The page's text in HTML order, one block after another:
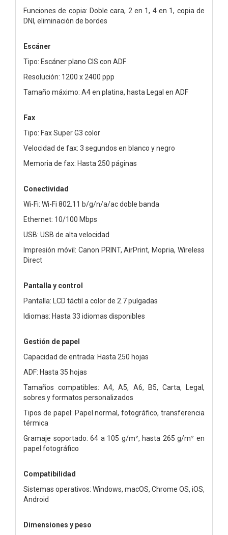
Funciones de copia: Doble cara, 2 en 1, 4 en 1, copia de
DNI, eliminación de bordes
Escáner
Tipo: Escáner plano CIS con ADF
Resolución: 1200 x 2400 ppp
Tamaño máximo: A4 en platina, hasta Legal en ADF
Fax
Tipo: Fax Super G3 color
Velocidad de fax: 3 segundos en blanco y negro
Memoria de fax: Hasta 250 páginas
Conectividad
Wi-Fi: Wi-Fi 802.11 b/g/n/a/ac doble banda
Ethernet: 10/100 Mbps
USB: USB de alta velocidad
Impresión móvil: Canon PRINT, AirPrint, Mopria, Wireless
Direct
Pantalla y control
Pantalla: LCD táctil a color de 2.7 pulgadas
Idiomas: Hasta 33 idiomas disponibles
Gestión de papel
Capacidad de entrada: Hasta 250 hojas
ADF: Hasta 35 hojas
Tamaños compatibles: A4, A5, A6, B5, Carta, Legal,
sobres y formatos personalizados
Tipos de papel: Papel normal, fotográfico, transferencia
térmica
Gramaje soportado: 64 a 105 g/m², hasta 265 g/m² en
papel fotográfico
Compatibilidad
Sistemas operativos: Windows, macOS, Chrome OS, iOS,
Android
Dimensiones y peso